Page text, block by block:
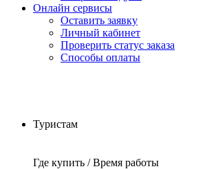
Онлайн сервисы
Оставить заявку
Личный кабинет
Проверить статус заказа
Способы оплаты
Туристам
Где купить / Время работы